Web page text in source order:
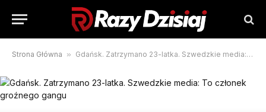
Strona Główna » Gdańsk. Zatrzymano 23-latka. Szwedzkie media: To członek groźnego gangu